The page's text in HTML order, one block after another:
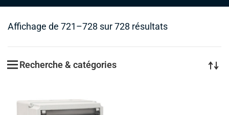
Affichage de 721–728 sur 728 résultats
Recherche & catégories